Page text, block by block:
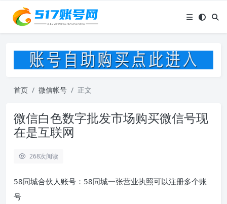
首页 微信帐号 正文
微信白色数字批发市场购买微信号现
在是互联网
268次阅读
58同城合伙人账号：58同城一张营业执照可以注册多个账
号